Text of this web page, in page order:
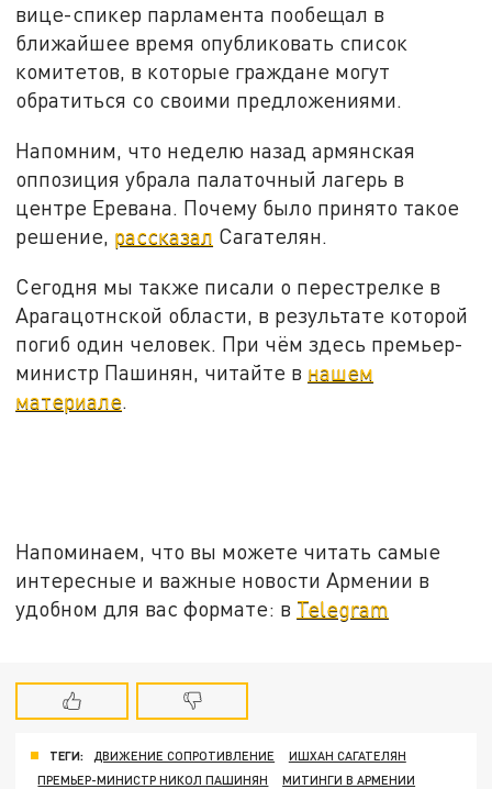
вице-спикер парламента пообещал в
ближайшее время опубликовать список
комитетов, в которые граждане могут
обратиться со своими предложениями.
Напомним, что неделю назад армянская
оппозиция убрала палаточный лагерь в
центре Еревана. Почему было принято такое
решение, рассказал Сагателян.
Сегодня мы также писали о перестрелке в
Арагацотнской области, в результате которой
погиб один человек. При чём здесь премьер-
министр Пашинян, читайте в нашем
материале
Напоминаем, что вы можете читать самые
интересные и важные новости Армении в
удобном для вас формате: в Telegram
ТЕГИ: ДВИЖЕНИЕ СОПРОТИВЛЕНИЕ
ИШХАН САГАТЕЛЯН
ПРЕМЬЕР-МИНИСТР НИКОЛ ПАШИНЯН
МИТИНГИ В АРМЕНИИ